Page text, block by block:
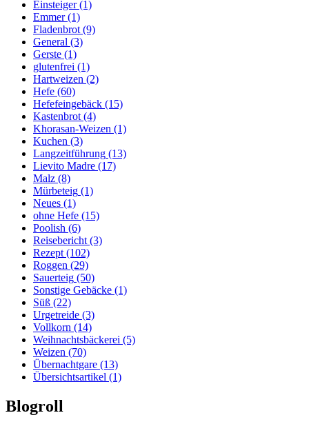
Einsteiger(1)
Emmer(1)
Fladenbrot (9)
General (3)
Gerste (1)
glutenfrei (1)
Hartweizen (2)
Hefe (60)
Hefefeingebäck (15)
Kastenbrot (4)
Khorasan-Weizen (1)
Kuchen (3)
Langzeitführung (13)
Lievito Madre (17)
Malz (8)
Mürbeteig (1)
Neues (1)
ohne Hefe (15)
Poolish (6)
Reisebericht (3)
Rezept (102)
Roggen (29)
Sauerteig (50)
Sonstige Gebäcke (1)
Süß (22)
Urgetreide (3)
Vollkorn (14)
Weihnachtsbäckerei (5)
Weizen (70)
Übernachtgare (13)
Übersichtsartikel (1)
Blogroll